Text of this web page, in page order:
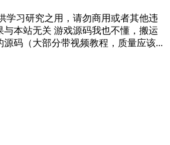
学习研究之用，请勿商用或者其他违
与本站无关 游戏源码我也不懂，搬运
源码（大部分带视频教程，质量应该...